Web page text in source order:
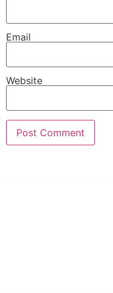
Email
Website